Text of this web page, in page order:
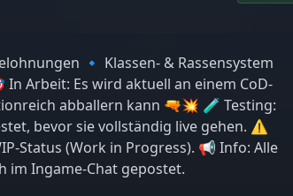
🔹 Klassen- & Rassensystem
Arbeit: Es wird aktuell an einem CoD-
abballern kann 🔫💥 🧪 Testing:
bevor sie vollständig live gehen. ⚠️
Status (Work in Progress). 📢 Info: Alle
im Ingame-Chat gepostet.